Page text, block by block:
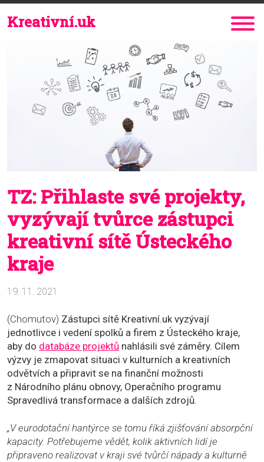
Kreativní.uk
TZ: Přihlaste své projekty,
vyzývají tvůrce zástupci
kreativní sítě Ústeckého
kraje
19. 11. 2021
(Chomutov) Zástupci sítě Kreativní.uk vyzývají
jednotlivce i vedení spolků a firem z Ústeckého kraje,
aby do databáze projektů nahlásili své záměry. Cílem
výzvy je zmapovat situaci v kulturních a kreativních
odvětvích a připravit se na finanční možnosti
z Národního plánu obnovy, Operačního programu
Spravedlivá transformace a dalších zdrojů.
„V eurodotační hantýrce se tomu říká zjišťování absorpční
kapacity. Potřebujeme vědět, kolik aktivních lidí je
připraveno realizovat v kraji své tvůrčí nápady a kulturně